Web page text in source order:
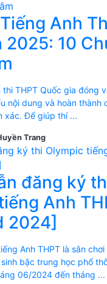
Anh
2025: 10
THPT Quốc gia đóng
nội dung và hoàn thành
xác. Để giúp thí ...
Trang
đăng ký
Anh
2024]
Anh THPT là sân
bậc trung học phổ
06/2024 đến tháng ...